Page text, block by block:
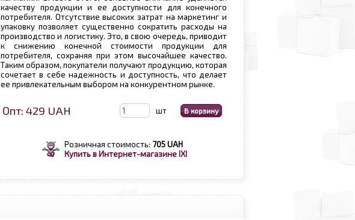
качеству продукции и ее доступности для конечного
потребителя. Отсутствие высоких затрат на маркетинг и
упаковку позволяет существенно сократить расходы на
производство и логистику. Это, в свою очередь, приводит
к снижению конечной стоимости продукции для
потребителя, сохраняя при этом высочайшее качество.
Таким образом, покупатели получают продукцию, которая
сочетает в себе надежность и доступность, что делает
ее привлекательным выбором на конкурентном рынке.
Опт: 429 UAH шт
Розничная стоимость: 705 UAH
Купить в Интернет-магазине IXI